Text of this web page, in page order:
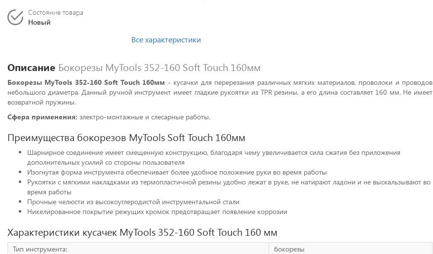
Состояние товара
Новый
Все характеристики
Описание Бокорезы MyTools 352-160 Soft Touch 160мм
Бокорезы MyTools 352-160 Soft Touch 160мм - кусачки для перерезания различных мягких материалов, проволоки и проводов
небольшого диаметра. Данный ручной инструмент имеет гладкие рукоятки из TPR резины, а его длина составляет 160 мм. Не имеет
возвратной пружины.
Сфера применения: электро-монтажные и слесарные работы.
Преимущества бокорезов MyTools Soft Touch 160мм
Шарнирное соединение имеет смещенную конструкцию, благодаря чему увеличивается сила сжатия без приложения
дополнительных усилий со стороны пользователя
Изогнутая форма инструмента обеспечивает более удобное положение руки во время работы
Рукоятки с мягкими накладками из термопластичной резины удобно лежат в руке, не натирают ладони и не выскальзывают во
время работы
Прочные челюсти из высокоуглеродистой инструментальной стали
Никелированное покрытие режущих кромок предотвращает появление коррозии
Характеристики кусачек MyTools 352-160 Soft Touch 160 мм
Тип инструмента:
бокорезы